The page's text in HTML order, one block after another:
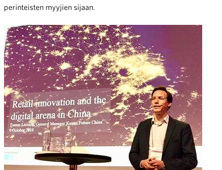
perinteisten myyjien sijaan.